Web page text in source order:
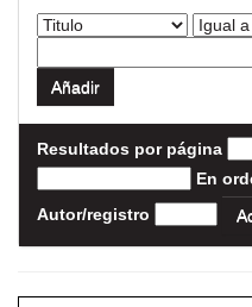
Resultados por página
En
Autor/registro